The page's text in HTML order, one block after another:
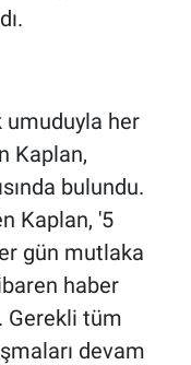
umuduyla her
Kaplan,
bulundu.
Kaplan, '5
gün mutlaka
haber
Gerekli tüm
devam